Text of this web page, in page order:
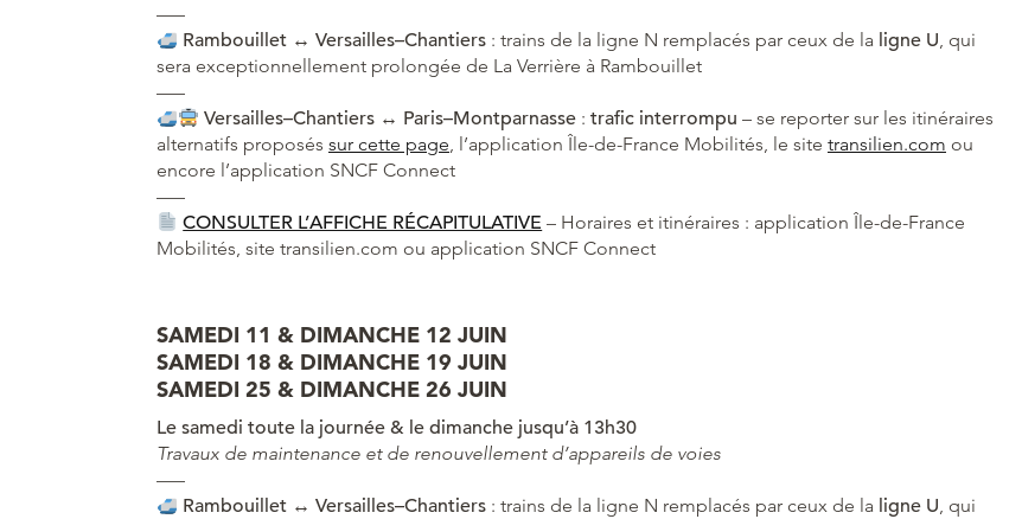
—–
Rambouillet ↔Versailles–Chantiers : trains de la ligne N remplacés par ceux de la ligne U, qui
sera exceptionnellement prolongée de La Verrière à Rambouillet
—–
Versailles–Chantiers ↔ Paris–Montparnasse :trafic interrompu – se reporter sur les itinéraires
alternatifs proposés sur cette page, l’application Île-de-France Mobilités, le site transilien.com ou
encore l’application SNCF Connect
—–
CONSULTER L’AFFICHE RÉCAPITULATIVE – Horaires et itinéraires : application Île-de-France
Mobilités, site transilien.com ou application SNCF Connect
SAMEDI 11 & DIMANCHE 12 JUIN
SAMEDI 18 & DIMANCHE 19 JUIN
SAMEDI 25 & DIMANCHE 26 JUIN
Le samedi toute la journée & le dimanche jusqu’à 13h30
Travaux de maintenance et de renouvellement d’appareils de voies
—–
Rambouillet ↔Versailles–Chantiers : trains de la ligne N remplacés par ceux de la ligne U, qui